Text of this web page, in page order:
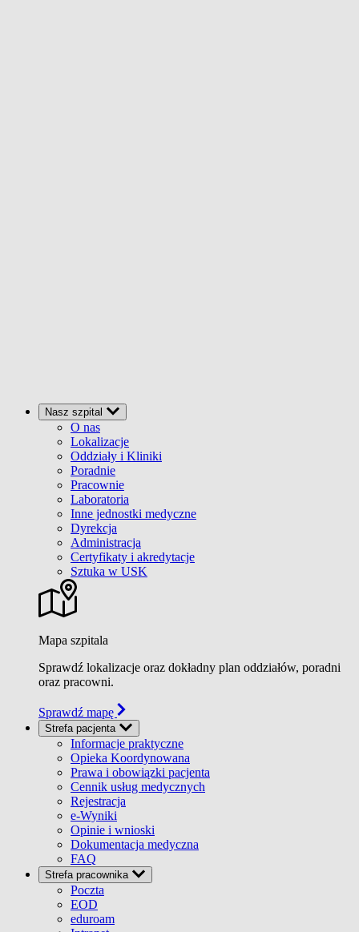
Nasz szpital
O nas
Lokalizacje
Oddziały i Kliniki
Poradnie
Pracownie
Laboratoria
Inne jednostki medyczne
Dyrekcja
Administracja
Certyfikaty i akredytacje
Sztuka w USK
Mapa szpitala
Sprawdź lokalizacje oraz dokładny plan oddziałów, poradni
oraz pracowni.
Sprawdź mapę
Strefa pacjenta
Informacje praktyczne
Opieka Koordynowana
Prawa i obowiązki pacjenta
Cennik usług medycznych
Rejestracja
e-Wyniki
Opinie i wnioski
Dokumentacja medyczna
FAQ
Strefa pracownika
Poczta
EOD
eduroam